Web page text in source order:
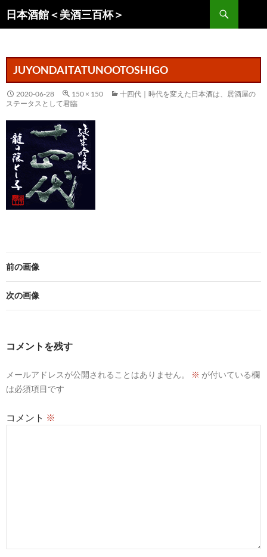
ン
ス
キ
ッ
日本酒館＜美酒三百杯＞
索
JUYONDAITATUNOOTOSHIGO
2020-06-28 150 × 150
十四代｜時代を変えた日本酒は、居酒屋の
ステータスとして君臨
前の画像
次の画像
コメントを残す
メールアドレスが公開されることはありません。 ※ が付いている欄
は必須項目です
コメント ※